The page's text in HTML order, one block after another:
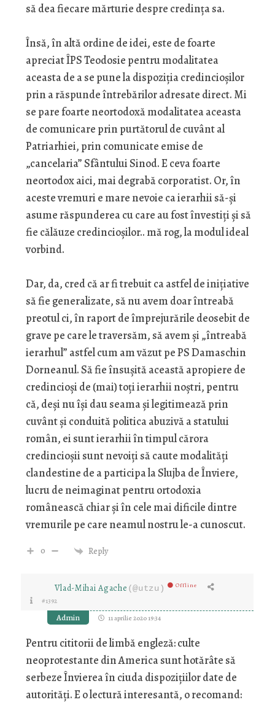
să dea fiecare mărturie despre credinţa sa.
Însă, în altă ordine de idei, este de foarte
apreciat ÎPS Teodosie pentru modalitatea
aceasta de a se pune la dispoziţia credincioşilor
prin a răspunde întrebărilor adresate direct. Mi
se pare foarte neortodoxă modalitatea aceasta
de comunicare prin purtătorul de cuvânt al
Patriarhiei, prin comunicate emise de
„cancelaria” Sfântului Sinod. E ceva foarte
neortodox aici, mai degrabă corporatist. Or, în
aceste vremuri e mare nevoie ca ierarhii să-şi
asume răspunderea cu care au fost învestiţi şi să
fie călăuze credincioşilor.. mă rog, la modul ideal
vorbind.
Dar, da, cred că ar fi trebuit ca astfel de iniţiative
să fie generalizate, să nu avem doar întreabă
preotul ci, în raport de împrejurările deosebit de
grave pe care le traversăm, să avem şi „întreabă
ierarhul” astfel cum am văzut pe PS Damaschin
Dorneanul. Să fie însuşită această apropiere de
credincioşi de (mai) toţi ierarhii noştri, pentru
că, deşi nu îşi dau seama şi legitimează prin
cuvânt şi conduită politica abuzivă a statului
român, ei sunt ierarhii în timpul cărora
credincioşii sunt nevoiţi să caute modalităţi
clandestine de a participa la Slujba de Înviere,
lucru de neimaginat pentru ortodoxia
românească chiar şi în cele mai dificile dintre
vremurile pe care neamul nostru le-a cunoscut.
0 Reply
Vlad-Mihai Agache (@utzu) Offline
#1392
Admin 11 aprilie 2020 19:34
Pentru cititorii de limbă engleză: culte
neoprotestante din America sunt hotărâte să
serbeze Învierea în ciuda dispoziţiilor date de
autorităţi. E o lectură interesantă, o recomand: